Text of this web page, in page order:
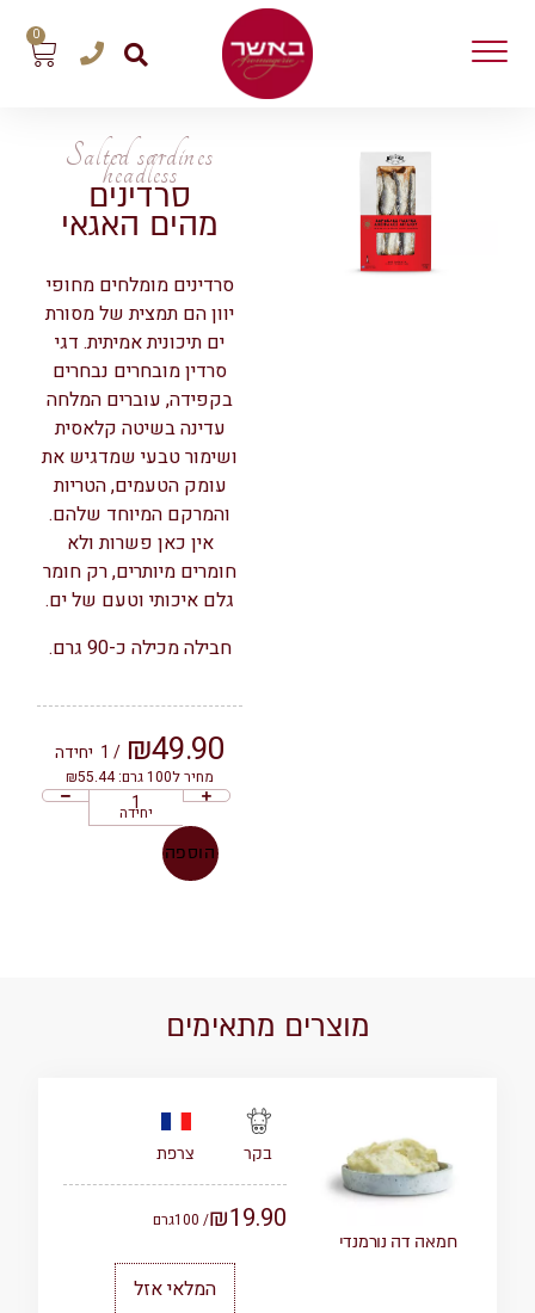
0
Salted sardines
headless
סרדינים
מהים האגאי
סרדינים מומלחים מחופי
יוון הם תמצית של מסורת
ים תיכונית אמיתית. דגי
סרדין מובחרים נבחרים
בקפידה, עוברים המלחה
עדינה בשיטה קלאסית
ושימור טבעי שמדגיש את
עומק הטעמים, הטריות
והמרקם המיוחד שלהם.
אין כאן פשרות ולא
חומרים מיותרים, רק חומר
גלם איכותי וטעם של ים.
חבילה מכילה כ-90 גרם.
₪49.90
/ 1 יחידה
מחיר ל100 גרם: ₪55.44
יחידה
הוספה
מוצרים מתאימים
חמאה דה נורמנדי
בקר צרפת
₪19.90
/ 100 גרם
המלאי אזל